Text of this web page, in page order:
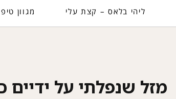
ליהי בלאס – קצת עלי מגוון
מזל שנפלתי על ידיים